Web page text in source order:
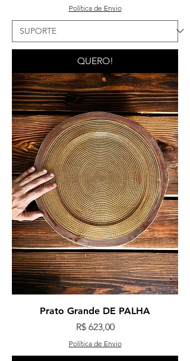
Política de Envio
QUERO!
Prato Grande DE PALHA
Preço
R$ 623,00
Política de Envio